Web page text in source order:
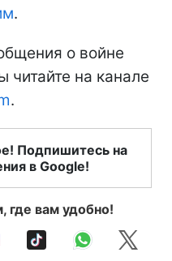
.
о войне
читайте на канале
.
Подпишитесь на
в Google!
где вам удобно!